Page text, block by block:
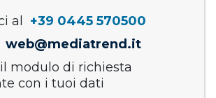
al
+39 0445 570500
web@mediatrend.it
modulo di richiesta
con i tuoi dati